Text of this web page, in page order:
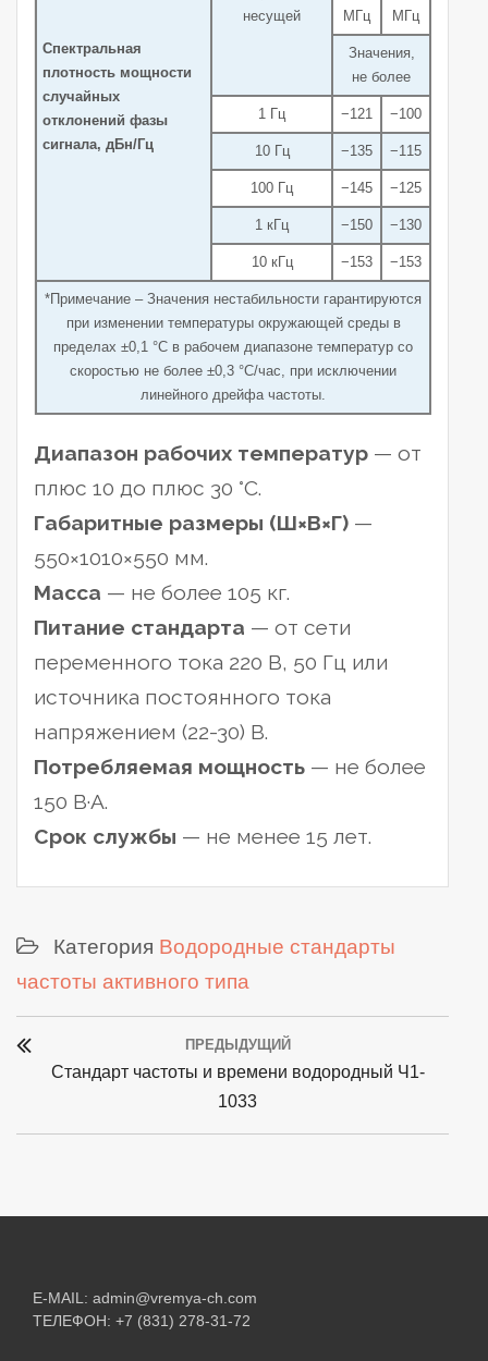
Спектральная
плотность мощности
случайных
отклонений фазы
сигнала, дБн/Гц
несущей
МГц
МГц
Значения,
не более
1 Гц −121 −100
10 Гц −135 −115
100 Гц −145 −125
1 кГц −150 −130
10 кГц −153 −153
*Примечание – Значения нестабильности гарантируются
при изменении температуры окружающей среды в
пределах ±0,1 °C в рабочем диапазоне температур со
скоростью не более ±0,3 °C/час, при исключении
линейного дрейфа частоты.
Диапазон рабочих температур — от
плюс 10 до плюс 30 °С.
Габаритные размеры (Ш×В×Г) —
550×1010×550 мм.
Масса — не более 105 кг.
Питание стандарта — от сети
переменного тока 220 В, 50 Гц или
источника постоянного тока
напряжением (22-30) В.
Потребляемая мощность — не более
150 В·А.
Срок службы — не менее 15 лет.
Категория Водородные стандарты
частоты активного типа
navigation
ПРЕДЫДУЩИЙ
Previous
Стандарт частоты и времени водородный Ч1-
1033
E-MAIL: admin@vremya-ch.com
ТЕЛЕФОН: +7 (831) 278-31-72